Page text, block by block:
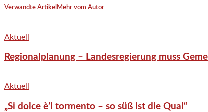
Verwandte Artikel Mehr vom Autor
Aktuell
Regionalplanung – Landesregierung muss
Aktuell
„Si dolce è’l tormento – so süß ist die Qual“